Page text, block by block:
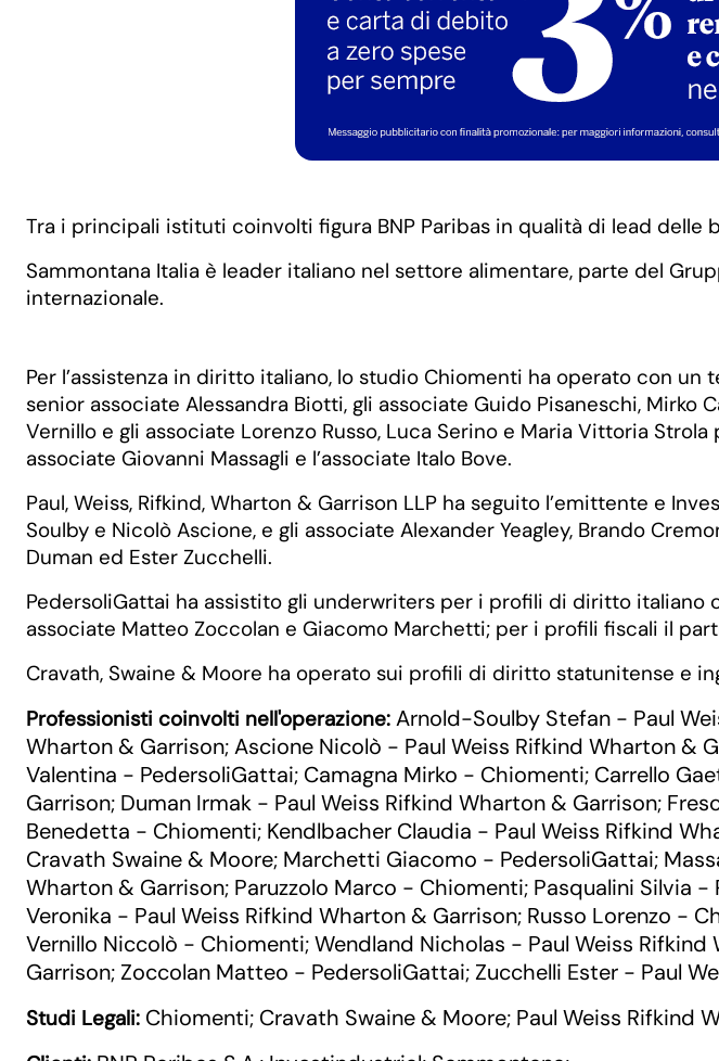
Tra i principali istituti coinvolti figura BNP Paribas in qualità di lead delle
Sammontana Italia è leader italiano nel settore alimentare, parte del
internazionale.
Per l’assistenza in diritto italiano, lo studio Chiomenti ha operato con
senior associate Alessandra Biotti, gli associate Guido Pisaneschi,
Vernillo e gli associate Lorenzo Russo, Luca Serino e Maria Vittoria
associate Giovanni Massagli e l’associate Italo Bove.
Paul, Weiss, Rifkind, Wharton & Garrison LLP ha seguito l’emittente e
Soulby e Nicolò Ascione, e gli associate Alexander Yeagley, Brando
Duman ed Ester Zucchelli.
PedersoliGattai ha assistito gli underwriters per i profili di diritto italiano
associate Matteo Zoccolan e Giacomo Marchetti; per i profili fiscali il
Cravath, Swaine & Moore ha operato sui profili di diritto statunitense e
Professionisti coinvolti nell'operazione: Arnold-Soulby Stefan - Paul
Wharton & Garrison; Ascione Nicolò - Paul Weiss Rifkind Wharton &
Valentina - PedersoliGattai; Camagna Mirko - Chiomenti; Carrello
Garrison; Duman Irmak - Paul Weiss Rifkind Wharton & Garrison;
Benedetta - Chiomenti; Kendlbacher Claudia - Paul Weiss Rifkind
Cravath Swaine & Moore; Marchetti Giacomo - PedersoliGattai;
Wharton & Garrison; Paruzzolo Marco - Chiomenti; Pasqualini Silvia -
Veronika - Paul Weiss Rifkind Wharton & Garrison; Russo Lorenzo -
Vernillo Niccolò - Chiomenti; Wendland Nicholas - Paul Weiss Rifkind
Garrison; Zoccolan Matteo - PedersoliGattai; Zucchelli Ester - Paul
Studi Legali: Chiomenti; Cravath Swaine & Moore; Paul Weiss Rifkind